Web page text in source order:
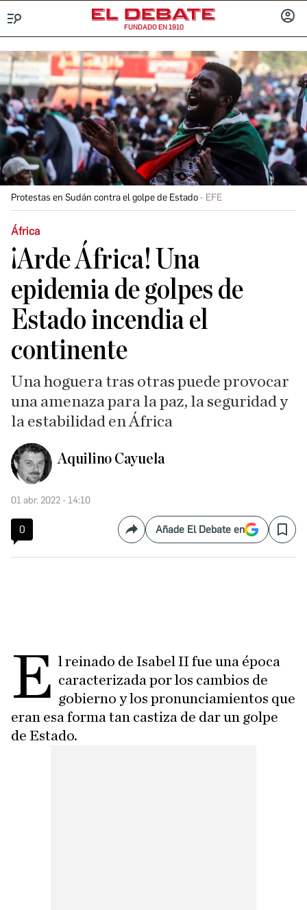
FUNDADO EN 1910
Protestas en Sudán contra el golpe de Estado EFE
África
¡Arde África! Una
epidemia de golpes de
Estado incendia el
continente
Una hoguera tras otras puede provocar
una amenaza para la paz, la seguridad y
la estabilidad en África
Aquilino Cayuela
01 abr. 2022 - 14:10
0 CompartirAñade El Debate en Save
E l reinado de Isabel II fue una época
caracterizada por los cambios de
gobierno y los pronunciamientos que
eran esa forma tan castiza de dar un golpe
de Estado.